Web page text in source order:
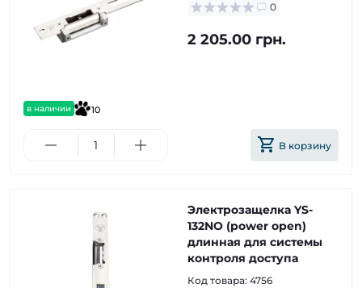
в наличии 10
0
2 205.00 грн.
В корзину
Электрозащелка YS-
132NO (power open)
длинная для системы
контроля доступа
Код товара: 4756